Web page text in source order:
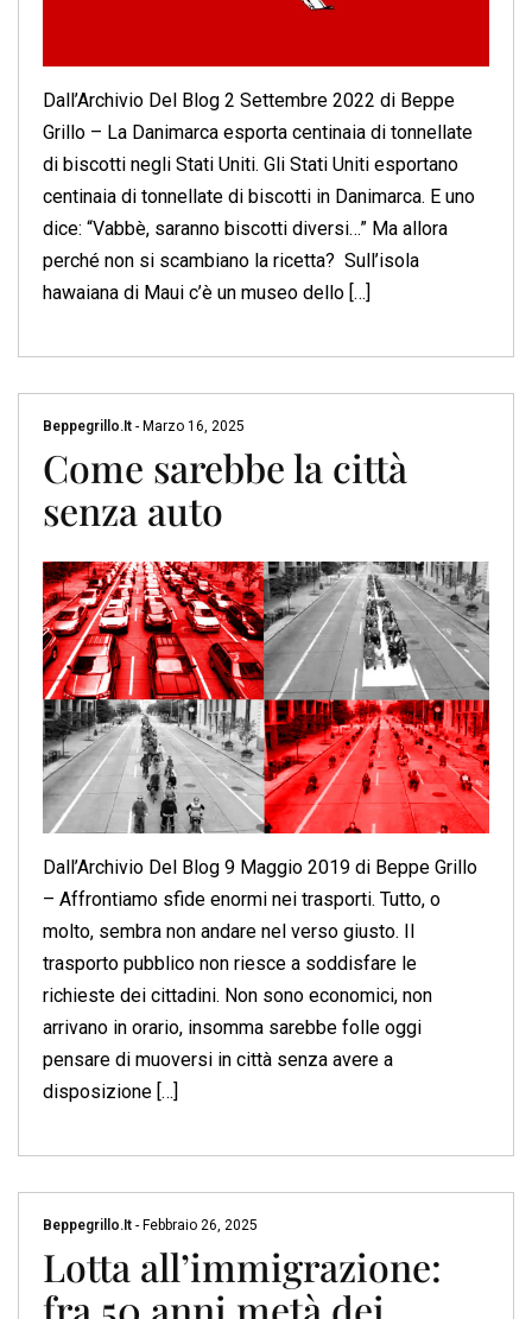
Dall’Archivio Del Blog 2 Settembre 2022 di Beppe
Grillo – La Danimarca esporta centinaia di tonnellate
di biscotti negli Stati Uniti. Gli Stati Uniti esportano
centinaia di tonnellate di biscotti in Danimarca. E uno
dice: “Vabbè, saranno biscotti diversi…” Ma allora
perché non si scambiano la ricetta? Sull’isola
hawaiana di Maui c’è un museo dello […]
Beppegrillo.it - Marzo 16, 2025
Come sarebbe la città
senza auto
Dall’Archivio Del Blog 9 Maggio 2019 di Beppe Grillo
– Affrontiamo sfide enormi nei trasporti. Tutto, o
molto, sembra non andare nel verso giusto. Il
trasporto pubblico non riesce a soddisfare le
richieste dei cittadini. Non sono economici, non
arrivano in orario, insomma sarebbe folle oggi
pensare di muoversi in città senza avere a
disposizione […]
Beppegrillo.it - Febbraio 26, 2025
Lotta all’immigrazione: